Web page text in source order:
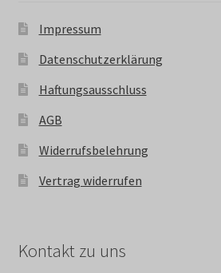
Impressum
Datenschutzerklärung
Haftungsausschluss
AGB
Widerrufsbelehrung
Vertrag widerrufen
Kontakt zu uns